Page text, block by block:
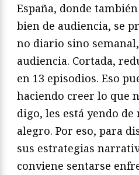
España, donde
bien de audiencia, se
no diario sino
audiencia. Cortada,
en 13 episodios. Eso
haciendo creer lo que
digo, les está yendo
alegro. Por eso, para
sus estrategias
conviene sentarse